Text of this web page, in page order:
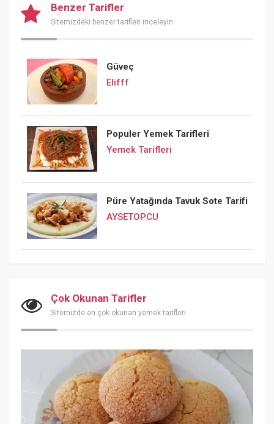
Benzer Tarifler
Sitemizdeki benzer tarifleri inceleyin
Güveç
Elifff
Populer Yemek Tarifleri
Yemek Tarifleri
Püre Yatağında Tavuk Sote Tarifi
AYSETOPCU
Çok Okunan Tarifler
Sitemizde en çok okunan yemek tarifleri